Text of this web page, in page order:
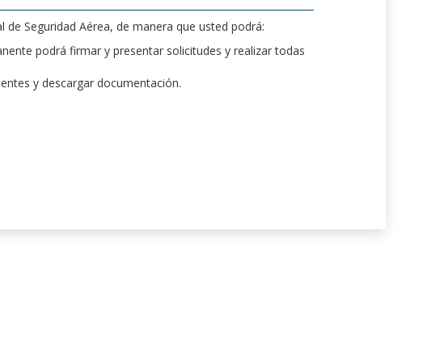
Seguridad Aérea, de manera que usted podrá:
podrá firmar y presentar solicitudes y realizar todas
y descargar documentación.